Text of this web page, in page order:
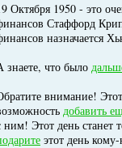
Октября 1950 - это
Стаффорд
назначается
знаете, что было
внимание!
добавить
ним! Этот день станет
этот день